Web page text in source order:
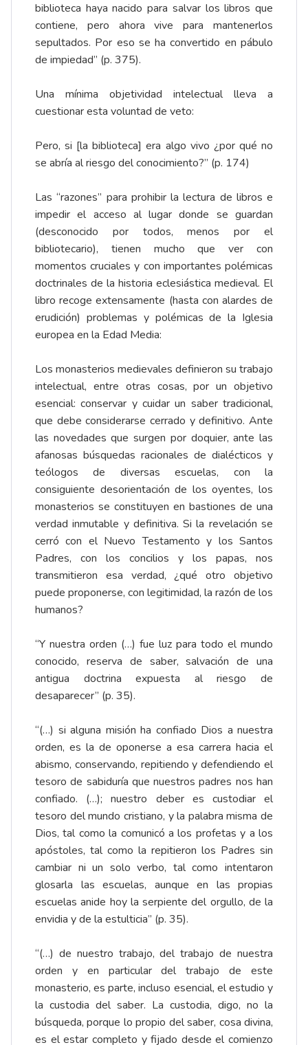
biblioteca haya nacido para salvar los libros que
contiene, pero ahora vive para mantenerlos
sepultados. Por eso se ha convertido en pábulo
de impiedad” (p. 375).
Una mínima objetividad intelectual lleva a
cuestionar esta voluntad de veto:
Pero, si [la biblioteca] era algo vivo ¿por qué no
se abría al riesgo del conocimiento?” (p. 174)
Las “razones” para prohibir la lectura de libros e
impedir el acceso al lugar donde se guardan
(desconocido por todos, menos por el
bibliotecario), tienen mucho que ver con
momentos cruciales y con importantes polémicas
doctrinales de la historia eclesiástica medieval. El
libro recoge extensamente (hasta con alardes de
erudición) problemas y polémicas de la Iglesia
europea en la Edad Media:
Los monasterios medievales definieron su trabajo
intelectual, entre otras cosas, por un objetivo
esencial: conservar y cuidar un saber tradicional,
que debe considerarse cerrado y definitivo. Ante
las novedades que surgen por doquier, ante las
afanosas búsquedas racionales de dialécticos y
teólogos de diversas escuelas, con la
consiguiente desorientación de los oyentes, los
monasterios se constituyen en bastiones de una
verdad inmutable y definitiva. Si la revelación se
cerró con el Nuevo Testamento y los Santos
Padres, con los concilios y los papas, nos
transmitieron esa verdad, ¿qué otro objetivo
puede proponerse, con legitimidad, la razón de los
humanos?
“Y nuestra orden (…) fue luz para todo el mundo
conocido, reserva de saber, salvación de una
antigua doctrina expuesta al riesgo de
desaparecer” (p. 35).
“(…) si alguna misión ha confiado Dios a nuestra
orden, es la de oponerse a esa carrera hacia el
abismo, conservando, repitiendo y defendiendo el
tesoro de sabiduría que nuestros padres nos han
confiado. (…); nuestro deber es custodiar el
tesoro del mundo cristiano, y la palabra misma de
Dios, tal como la comunicó a los profetas y a los
apóstoles, tal como la repitieron los Padres sin
cambiar ni un solo verbo, tal como intentaron
glosarla las escuelas, aunque en las propias
escuelas anide hoy la serpiente del orgullo, de la
envidia y de la estulticia” (p. 35).
“(…) de nuestro trabajo, del trabajo de nuestra
orden y en particular del trabajo de este
monasterio, es parte, incluso esencial, el estudio y
la custodia del saber. La custodia, digo, no la
búsqueda, porque lo propio del saber, cosa divina,
es el estar completo y fijado desde el comienzo